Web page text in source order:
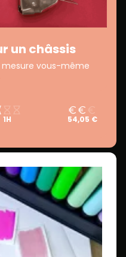
un châssis
mesure vous-même
1H 54,05 €